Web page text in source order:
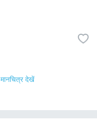
मानचित्र देखें